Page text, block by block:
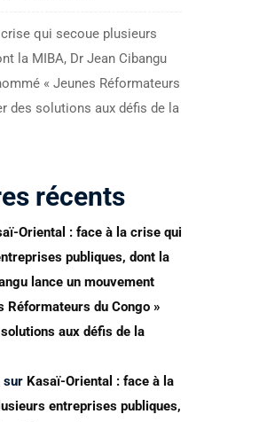
qui secoue plusieurs
la MIBA, Dr Jean Cibangu
« Jeunes Réformateurs
des solutions aux défis de la
récents
Oriental : face à la crise qui
publiques, dont la
lance un mouvement
Réformateurs du Congo »
aux défis de la
sur Kasaï-Oriental : face à la
entreprises publiques,